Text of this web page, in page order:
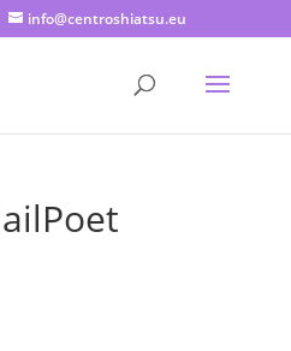
info@centroshiatsu.eu